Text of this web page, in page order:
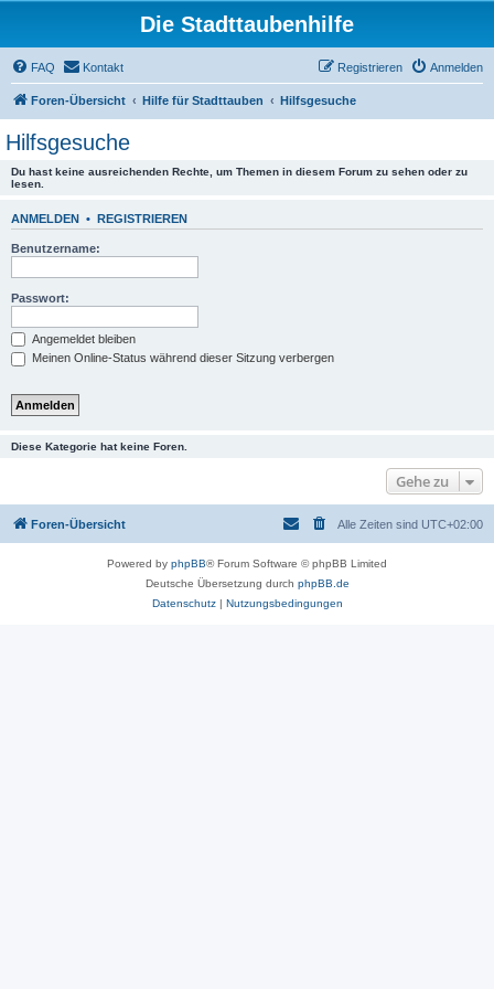
Die Stadttaubenhilfe
FAQ Kontakt Anmelden
Registrieren
Foren-Übersicht Hilfe für Stadttauben Hilfsgesuche
Hilfsgesuche
Du hast keine ausreichenden Rechte, um Themen in diesem Forum zu sehen oder zu
lesen.
ANMELDEN • REGISTRIEREN
Benutzername:
Passwort:
Angemeldet bleiben
Meinen Online-Status während dieser Sitzung verbergen
Diese Kategorie hat keine Foren.
Gehe zu
Foren-Übersicht Alle Zeiten sind UTC+02:00
Powered by phpBB® Forum Software © phpBB Limited
Deutsche Übersetzung durch phpBB.de
Datenschutz| Nutzungsbedingungen